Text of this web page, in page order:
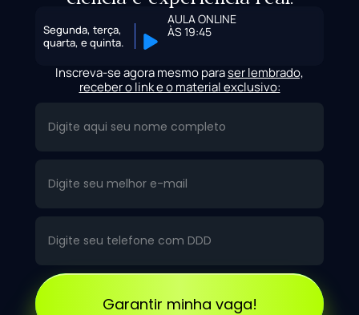
Segunda, terça,
quarta, e quinta.
AULA ONLINE
ÀS 19:45
Inscreva-se agora mesmo paraser lembrado,
receber o link e o material exclusivo:
Garantir minha vaga!